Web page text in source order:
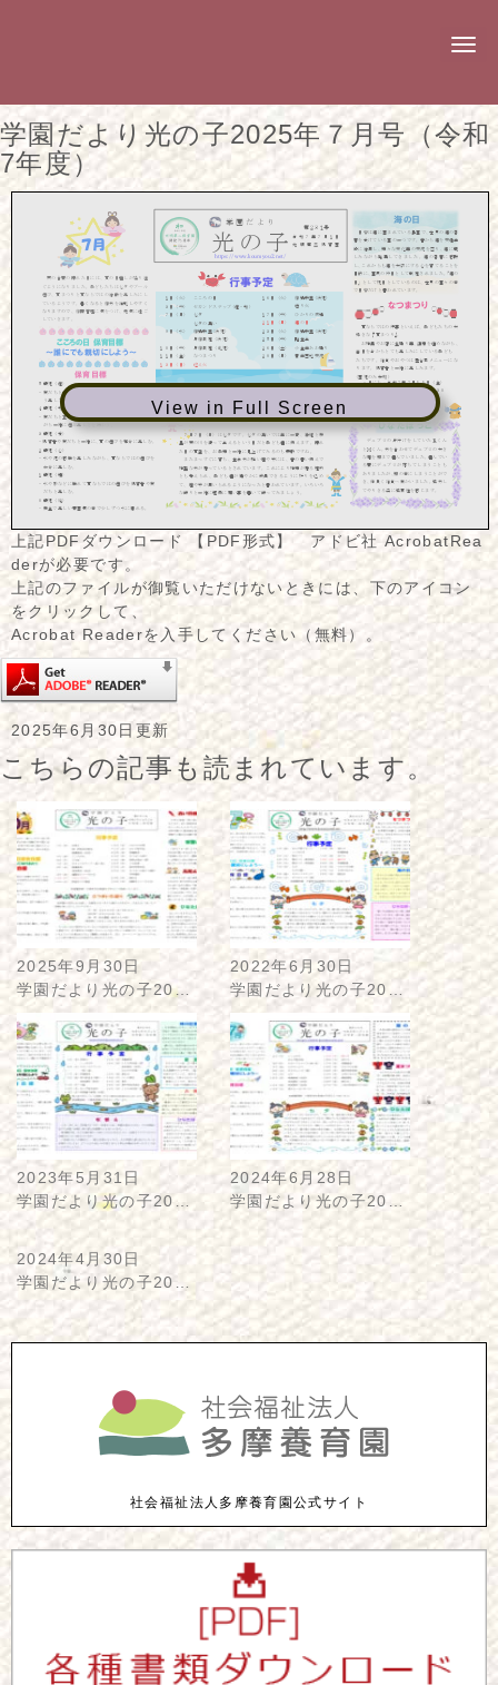
N
g
a
学園だより光の子2025年７月号（令和
7年度）
View in Full Screen
上記PDFダウンロード 【PDF形式】 アドビ社 AcrobatRea
derが必要です。
上記のファイルが御覧いただけないときには、下のアイコン
をクリックして、
Acrobat Readerを入手してください（無料）。
2025年6月30日更新
こちらの記事も読まれています。
2025年9月30日
学園だより光の子20…
2022年6月30日
学園だより光の子20…
2023年5月31日
学園だより光の子20…
2024年6月28日
学園だより光の子20…
2024年4月30日
学園だより光の子20…
社会福祉法人多摩養育園公式サイト